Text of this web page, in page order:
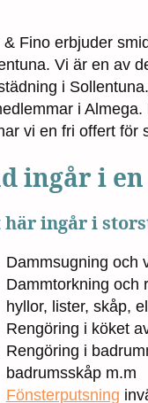
& Fino erbjuder
Vi är en av
i
i Almega.
vi en fri offert för
ingår i
här ingår i
Dammsugning och
Dammtorkning och
hyllor, lister, skåp,
Rengöring i köket
Rengöring i
badrumsskåp m.m
Fönsterputsning